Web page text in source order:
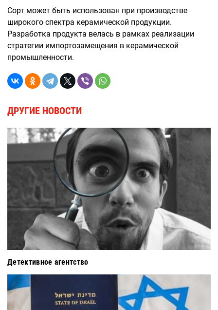
Сорт может быть использован при производстве
широкого спектра керамической продукции.
Разработка продукта велась в рамках реализации
стратегии импортозамещения в керамической
промышленности.
ДРУГИЕ НОВОСТИ
Детективное агентство